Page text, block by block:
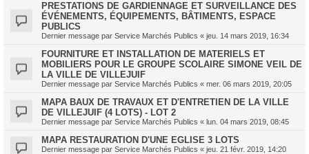
PRESTATIONS DE GARDIENNAGE ET SURVEILLANCE DES
ÉVÉNEMENTS, ÉQUIPEMENTS, BÂTIMENTS, ESPACE
PUBLICS
Dernier message par Service Marchés Publics « jeu. 14 mars 2019, 16:34
FOURNITURE ET INSTALLATION DE MATERIELS ET
MOBILIERS POUR LE GROUPE SCOLAIRE SIMONE VEIL DE
LA VILLE DE VILLEJUIF
Dernier message par Service Marchés Publics « mer. 06 mars 2019, 20:05
MAPA BAUX DE TRAVAUX ET D'ENTRETIEN DE LA VILLE
DE VILLEJUIF (4 LOTS) - LOT 2
Dernier message par Service Marchés Publics « lun. 04 mars 2019, 08:45
MAPA RESTAURATION D'UNE EGLISE 3 LOTS
Dernier message par Service Marchés Publics « jeu. 21 févr. 2019, 14:20